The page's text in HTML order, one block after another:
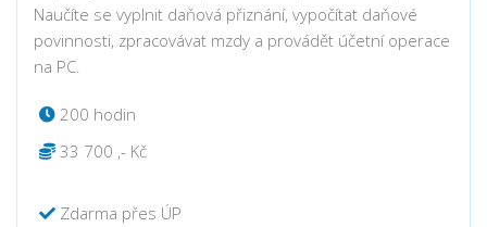
Naučíte se vyplnit daňová přiznání, vypočítat daňové
povinnosti, zpracovávat mzdy a provádět účetní operace
na PC.
200 hodin
33 700 ,- Kč
Zdarma přes ÚP